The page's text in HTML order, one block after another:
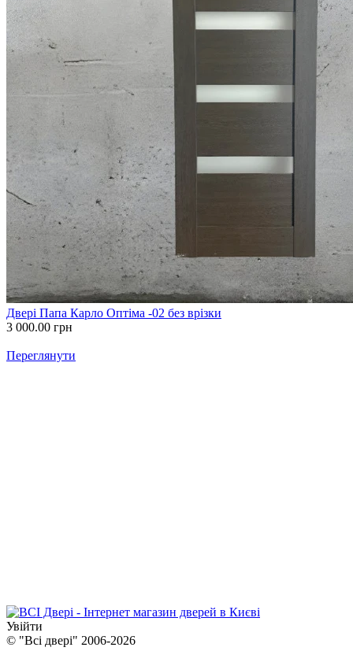
Двері Папа Карло Оптіма -02 без врізки
3 000.00 грн
Переглянути
Увійти
© "Всі двері" 2006-2026